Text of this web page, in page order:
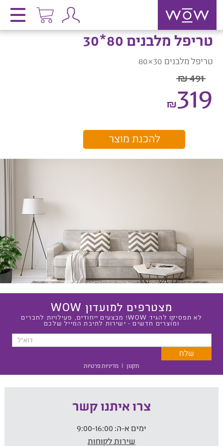
טריפל מלבנים 80*30
טריפל מלבנים 30×80
491 ₪
319
₪
מצטרפים למועדון WOW
לא תפסיקו להגיד WOW! מבצעים ייחודים, פעילויות לחברים
ומוצרים חדשים - ישירות לתיבת המייל שלכם
תקנון | מדיניות פרטיות
צרו איתנו קשר
ימים א-ה:
שירות לקוחות